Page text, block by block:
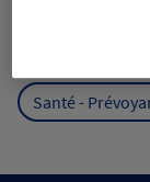
Protection des
Santé -